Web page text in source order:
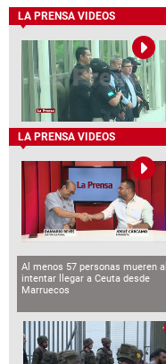
LA PRENSA VIDEOS
LA PRENSA VIDEOS
Al menos 57 personas mueren al
intentar llegar a Ceuta desde
Marruecos